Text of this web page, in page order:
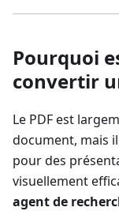
Pourquoi
convertir
Le PDF est
document, mais
pour des
visuellement
agent de